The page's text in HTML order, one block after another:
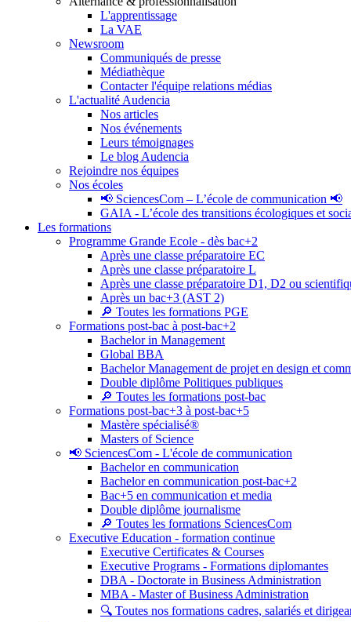
L'apprentissage
La VAE
Newsroom
Communiqués de presse
Médiathèque
Contacter l'équipe relations médias
L'actualité Audencia
Nos articles
Nos événements
Leurs témoignages
Le blog Audencia
Rejoindre nos équipes
Nos écoles
📢 SciencesCom – L’école de communication 📢
GAIA - L’école des transitions écologiques et
Les formations
Programme Grande Ecole - dès bac+2
Après une classe préparatoire EC
Après une classe préparatoire L
Après une classe préparatoire D1, D2 ou
Après un bac+3 (AST 2)
🔎 Toutes les formations PGE
Formations post-bac à post-bac+2
Bachelor in Management
Global BBA
Bachelor Management de projet en design et
Double diplôme Politiques publiques
🔎 Toutes les formations post-bac
Formations post-bac+3 à post-bac+5
Mastère spécialisé®
Masters of Science
📢 SciencesCom - L'école de communication
Bachelor en communication
Bachelor en communication post-bac+2
Bac+5 en communication et media
Double diplôme journalisme
🔎 Toutes les formations SciencesCom
Executive Education - formation continue
Executive Certificates & Courses
Executive Programs - Formations diplomantes
DBA - Doctorate in Business Administration
MBA - Master of Business Administration
🔍 Toutes nos formations cadres, salariés et